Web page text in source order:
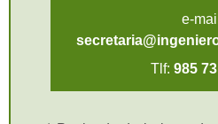
e-
Tlf: 985